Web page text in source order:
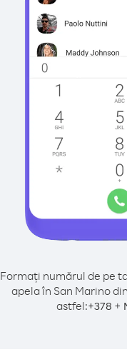
Formați numărul de pe
apela în San Marino
astfel:+378 +